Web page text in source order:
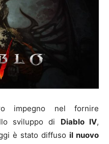
impegno nel fornire
sviluppo di Diablo IV,
è stato diffuso il nuovo